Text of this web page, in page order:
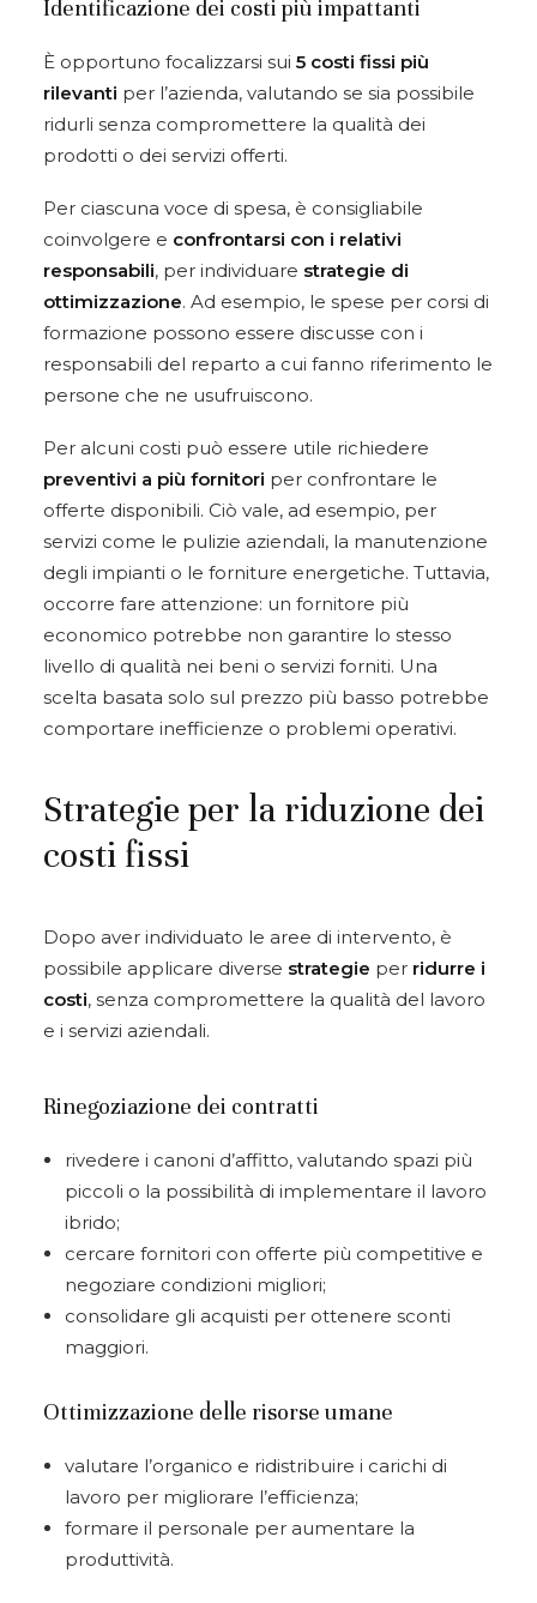
Identificazione dei costi più impattanti
È opportuno focalizzarsi sui 5 costi fissi più
rilevanti per l’azienda, valutando se sia possibile
ridurli senza compromettere la qualità dei
prodotti o dei servizi offerti.
Per ciascuna voce di spesa, è consigliabile
coinvolgere e confrontarsi con i relativi
responsabili, per individuare strategie di
ottimizzazione. Ad esempio, le spese per corsi di
formazione possono essere discusse con i
responsabili del reparto a cui fanno riferimento le
persone che ne usufruiscono.
Per alcuni costi può essere utile richiedere
preventivi a più fornitori per confrontare le
offerte disponibili. Ciò vale, ad esempio, per
servizi come le pulizie aziendali, la manutenzione
degli impianti o le forniture energetiche. Tuttavia,
occorre fare attenzione: un fornitore più
economico potrebbe non garantire lo stesso
livello di qualità nei beni o servizi forniti. Una
scelta basata solo sul prezzo più basso potrebbe
comportare inefficienze o problemi operativi.
Strategie per la riduzione dei
costi fissi
Dopo aver individuato le aree di intervento, è
possibile applicare diverse strategie per ridurre i
costi, senza compromettere la qualità del lavoro
e i servizi aziendali.
Rinegoziazione dei contratti
rivedere i canoni d’affitto, valutando spazi più
piccoli o la possibilità di implementare il lavoro
ibrido;
cercare fornitori con offerte più competitive e
negoziare condizioni migliori;
consolidare gli acquisti per ottenere sconti
maggiori.
Ottimizzazione delle risorse umane
valutare l’organico e ridistribuire i carichi di
lavoro per migliorare l’efficienza;
formare il personale per aumentare la
produttività.